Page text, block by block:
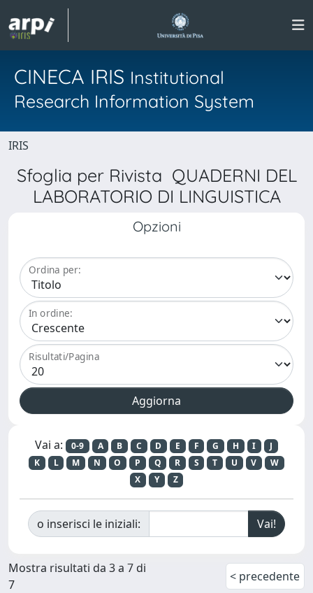
CINECA IRIS Institutional
Research Information System
IRIS
Sfoglia per Rivista QUADERNI DEL
LABORATORIO DI LINGUISTICA
Opzioni
Ordina per:
In ordine:
Risultati/Pagina
Vai a: 0-9 A B C D E F G H I
J
K
L M N O P Q R S T U V
W
X
Y Z
o inserisci le iniziali:
Mostra risultati da 3 a 7 di
7
< precedente